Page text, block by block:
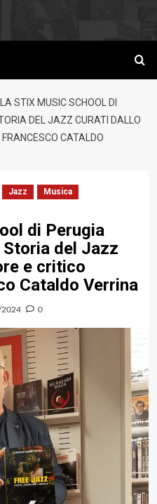
LA STIX MUSIC SCHOOL DI
DEL JAZZ CURATI DALLO
CATALDO
Jazz
Musica
di Perugia
del Jazz
e critico
Cataldo Verrina
0